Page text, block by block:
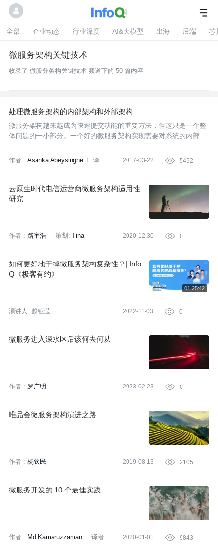
全部 企业动态 行业深度 AI&大模型 出海 后端 芯
微服务架构关键技术
收录了 微服务架构关键技术 频道下的 50 篇内容
处理微服务架构的内部架构和外部架构
微服务架构越来越成为快速提交功能的重要方法，但这只是一个整
体问题的一小部分。一个好的微服务架构实现需要对系统的内部架
作者 : Asanka Abeysinghe
译者:
2017-03-22  5452
云原生时代电信运营商微服务架构适用性
研究
作者 : 路宇浩 策划: Tina 2020-12-30  0
如何更好地干掉微服务架构复杂性？| Info
Q《极客有约》
演讲人: 赵钰莹 2022-11-03  0
微服务进入深水区后该何去何从
作者 : 罗广明 2023-02-23  0
唯品会微服务架构演进之路
作者 : 杨钦民 2019-08-13  2105
微服务开发的 10 个最佳实践
作者 : Md Kamaruzzaman
译者:
2020-01-01  9843